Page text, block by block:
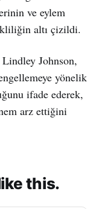
ve eylem
altı çizildi.
Lindley Johnson,
yönelik
ifade ederek,
arz ettiğini
this.